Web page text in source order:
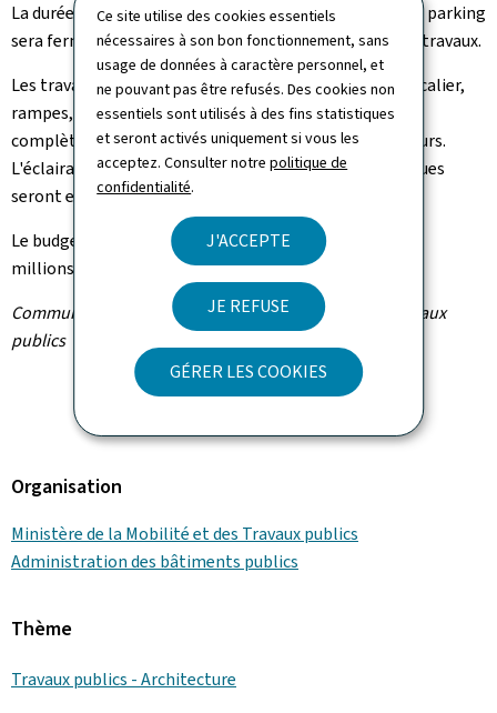
Ce site utilise des cookies essentiels
nécessaires à son bon fonctionnement, sans
usage de données à caractère personnel, et
ne pouvant pas être refusés. Des cookies non
essentiels sont utilisés à des fins statistiques
et seront activés uniquement si vous les
acceptez. Consulter notrepolitique de
confidentialité.
J'ACCEPTE
JE REFUSE
GÉRER LES COOKIES
La durée prévisionnelle des travaux est de 18 mois et le parking
sera fermé au grand public pendant toute la durée des travaux.
Les travaux comprennent la rénovation des cages d'escalier,
rampes, dalles en béton et sols. Le parking sera
complètement repeint et équipé de nouveaux ascenseurs.
L'éclairage complet et certaines installations techniques
seront entièrement renouvelés.
Le budget prévisionnel pour tous ces travaux est de 6,5
millions € TTC.
Communiqué par le ministère de la Mobilité et des Travaux
publics
Organisation
Ministère de la Mobilité et des Travaux publics
Administration des bâtiments publics
Thème
Travaux publics - Architecture